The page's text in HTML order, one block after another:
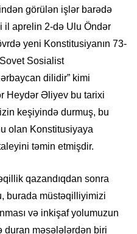
görülən işlər barədə
il aprelin 2-də Ulu Öndər
yeni Konstitusiyanın 73-
Sosialist
dilidir” kimi
Heydər Əliyev bu tarixi
keşiyində durmuş, bu
olan Konstitusiyaya
təmin etmişdir.
qazandıqdan sonra
burada müstəqilliyimizi
və inkişaf yolumuzun
duran məsələlərdən biri